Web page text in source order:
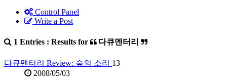
Control Panel
Write a Post
1 Entries : Results for 다큐멘터리
다큐멘터리 Review: 숲의 소리 13
2008/05/03